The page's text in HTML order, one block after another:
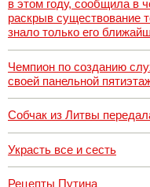
в этом году, сообщила в
раскрыв существование
знало только его
Чемпион по созданию
своей панельной
Собчак из Литвы
Украсть все и сесть
Рецепты Путина